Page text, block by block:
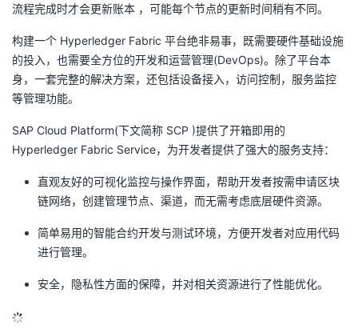
流程完成时才会更新账本 ，可能每个节点的更新时间稍有不同。
构建一个 Hyperledger Fabric 平台绝非易事，既需要硬件基础设施
的投入，也需要全方位的开发和运营管理(DevOps)。除了平台本
身，一套完整的解决方案，还包括设备接入，访问控制，服务监控
等管理功能。
SAP Cloud Platform(下文简称 SCP )提供了开箱即用的
Hyperledger Fabric Service，为开发者提供了强大的服务支持：
直观友好的可视化监控与操作界面，帮助开发者按需申请区块
链网络，创建管理节点、渠道，而无需考虑底层硬件资源。
简单易用的智能合约开发与测试环境，方便开发者对应用代码
进行管理。
安全，隐私性方面的保障，并对相关资源进行了性能优化。